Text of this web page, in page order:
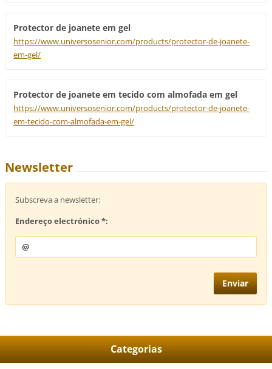
Protector de joanete em gel
https://www.universosenior.com/products/protector-de-joanete-
em-gel/
Protector de joanete em tecido com almofada em gel
https://www.universosenior.com/products/protector-de-joanete-
em-tecido-com-almofada-em-gel/
Newsletter
Subscreva a newsletter:
Endereço electrónico *:
Categorias